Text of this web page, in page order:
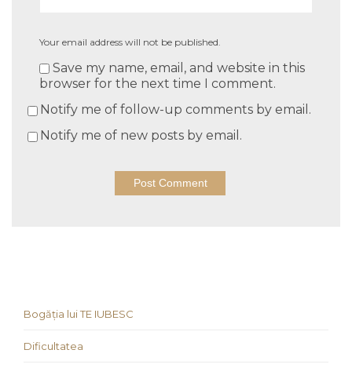
Your email address will not be published.
Save my name, email, and website in this
browser for the next time I comment.
Notify me of follow-up comments by email.
Notify me of new posts by email.
Bogăția lui TE IUBESC
Dificultatea